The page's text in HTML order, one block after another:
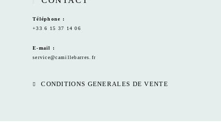
Téléphone :
+33 6 15 37 14 06
E-mail :
service@camillebarres.fr
CONDITIONS GENERALES DE VENTE